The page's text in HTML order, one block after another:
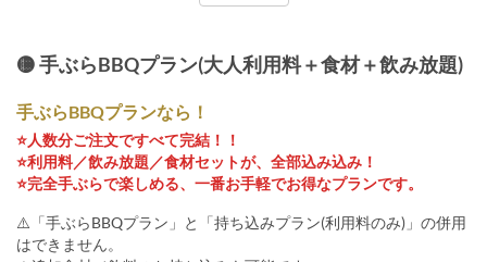
🟡 手ぶらBBQプラン(大人利用料＋食材＋飲み放題)
手ぶらBBQプランなら！
⭐️人数分ご注文ですべて完結！！
⭐️利用料／飲み放題／食材セットが、全部込み込み！
⭐️完全手ぶらで楽しめる、一番お手軽でお得なプランです。
⚠️「手ぶらBBQプラン」と「持ち込みプラン(利用料のみ)」の併用
はできません。